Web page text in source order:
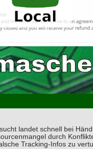
landet schnell bei
durch
Tracking-Infos zu